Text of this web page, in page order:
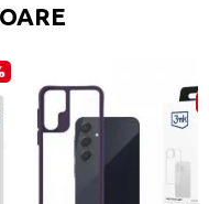
-44%